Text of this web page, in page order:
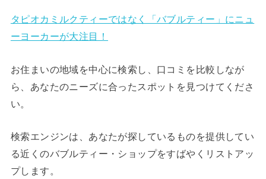
タピオカミルクティーではなく「バブルティー」にニュ
ーヨーカーが大注目！
お住まいの地域を中心に検索し、口コミを比較しなが
ら、あなたのニーズに合ったスポットを見つけてくださ
い。
検索エンジンは、あなたが探しているものを提供してい
る近くのバブルティー・ショップをすばやくリストアッ
プします。